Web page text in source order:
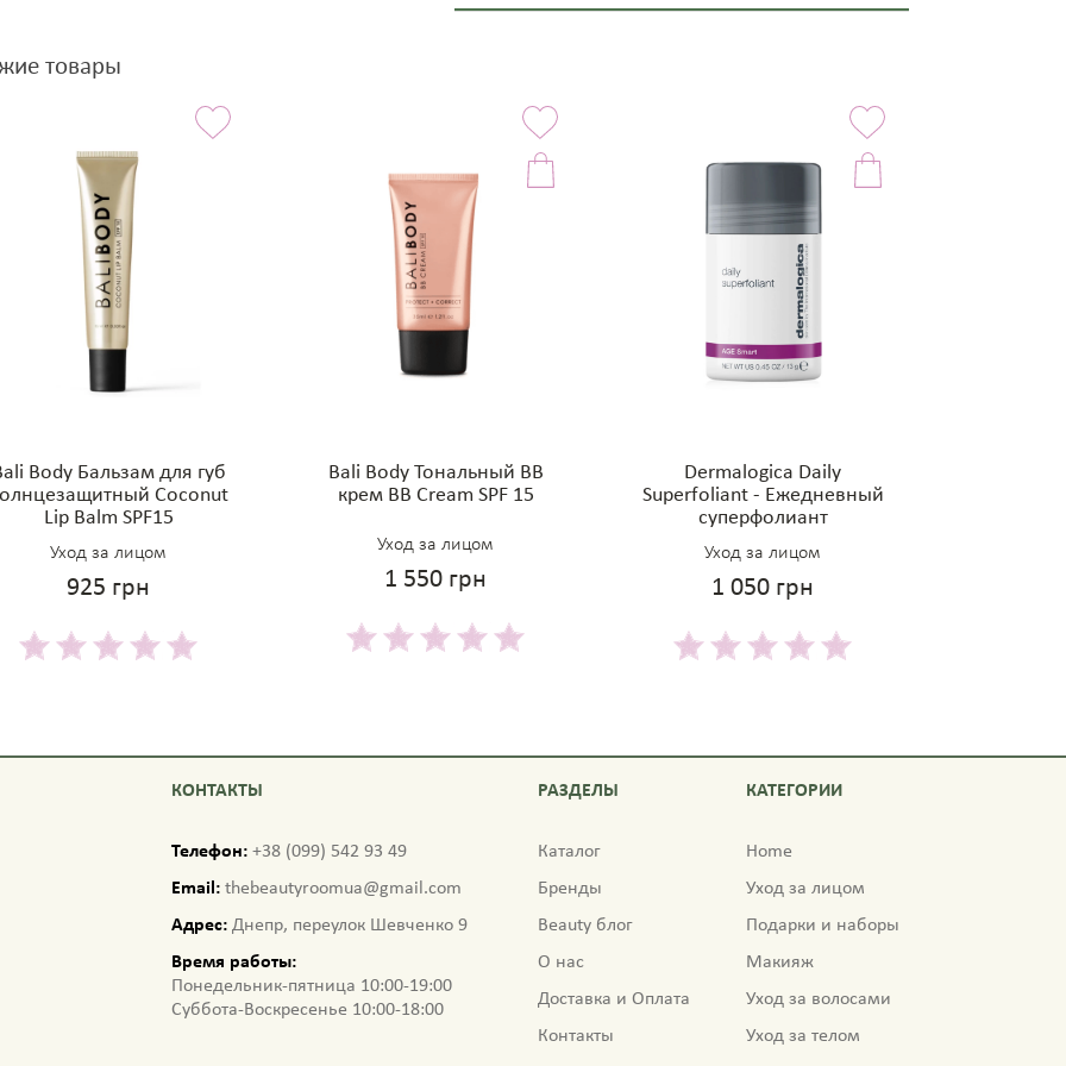
товары
Body Бальзам для губ
Coconut
Lip Balm SPF15
Уход за лицом
925 грн
Bali Body Тональный BB
крем BB Cream SPF 15
Уход за лицом
1 550 грн
Dermalogica Daily
Superfoliant - Ежедневный
суперфолиант
Уход за лицом
1 050 грн
КОНТАКТЫ
Телефон: +38 (099) 542 93 49
Email: thebeautyroomua@gmail.com
Адрес: Днепр, переулок Шевченко 9
Время работы:
Понедельник-пятница 10:00-19:00
Суббота-Воскресенье 10:00-18:00
РАЗДЕЛЫ
Каталог
Бренды
Beauty блог
О нас
Доставка и Оплата
Контакты
КАТЕГОРИИ
Home
Уход за лицом
Подарки и наборы
Макияж
Уход за волосами
Уход за телом